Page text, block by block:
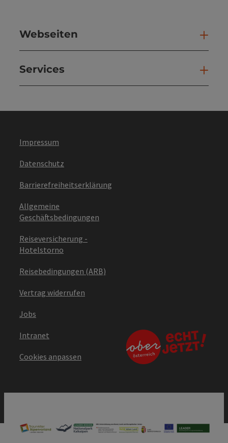
Webseiten
Services
Impressum
Datenschutz
Barrierefreiheitserklärung
Allgemeine
Geschäftsbedingungen
Reiseversicherung -
Hotelstorno
Reisebedingungen (ARB)
Vertrag widerrufen
Jobs
Intranet
Cookies anpassen